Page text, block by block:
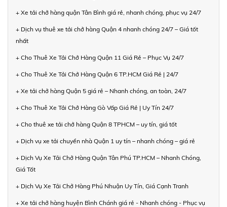
+ Xe tải chở hàng quận Tân Bình giá rẻ, nhanh chóng, phục vụ 24/7
+ Dịch vụ thuê xe tải chở hàng Quận 4 nhanh chóng 24/7 – Giá tốt
nhất
+ Cho Thuê Xe Tải Chở Hàng Quận 11 Giá Rẻ – Phục Vụ 24/7
+ Cho Thuê Xe Tải Chở Hàng Quận 6 TP.HCM Giá Rẻ | 24/7
+ Xe tải chở hàng Quận 5 giá rẻ – Nhanh chóng, an toàn, 24/7
+ Cho Thuê Xe Tải Chở Hàng Gò Vấp Giá Rẻ | Uy Tín 24/7
+ Cho thuê xe tải chở hàng Quận 8 TPHCM – uy tín, giá tốt
+ Dịch vụ xe tải chuyển nhà Quận 1 uy tín – nhanh chóng – giá rẻ
+ Dịch Vụ Xe Tải Chở Hàng Quận Tân Phú TP.HCM – Nhanh Chóng,
Giá Tốt
+ Dịch Vụ Xe Tải Chở Hàng Phú Nhuận Uy Tín, Giá Cạnh Tranh
+ Xe tải chở hàng huyện Bình Chánh giá rẻ - Nhanh chóng - Phục vụ